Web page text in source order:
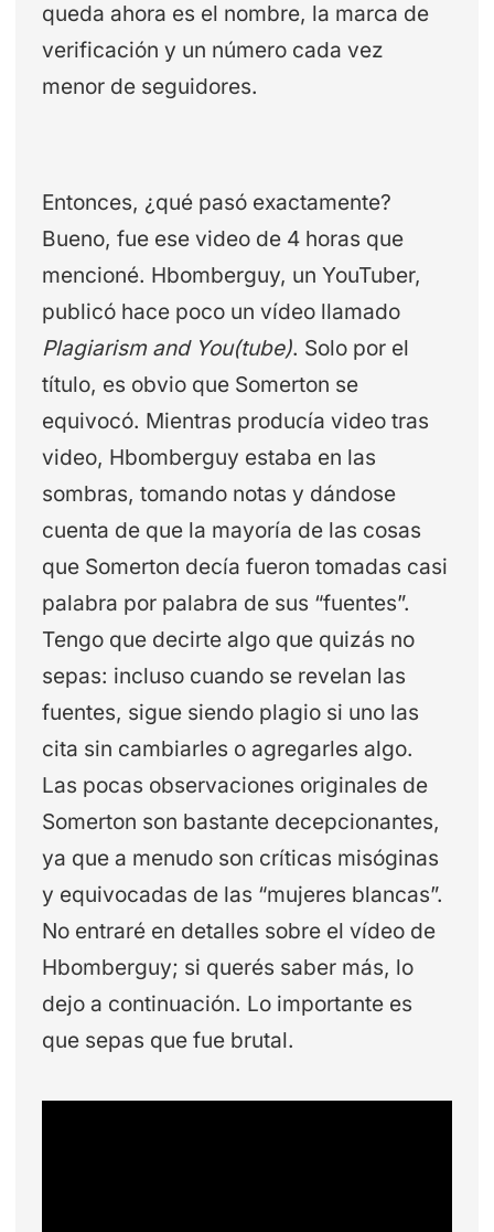
queda ahora es el nombre, la marca de
verificación y un número cada vez
menor de seguidores.
Entonces, ¿qué pasó exactamente?
Bueno, fue ese video de 4 horas que
mencioné. Hbomberguy, un YouTuber,
publicó hace poco un vídeo llamado
Plagiarism and You(tube). Solo por el
título, es obvio que Somerton se
equivocó. Mientras producía video tras
video, Hbomberguy estaba en las
sombras, tomando notas y dándose
cuenta de que la mayoría de las cosas
que Somerton decía fueron tomadas casi
palabra por palabra de sus “fuentes”.
Tengo que decirte algo que quizás no
sepas: incluso cuando se revelan las
fuentes, sigue siendo plagio si uno las
cita sin cambiarles o agregarles algo.
Las pocas observaciones originales de
Somerton son bastante decepcionantes,
ya que a menudo son críticas misóginas
y equivocadas de las “mujeres blancas”.
No entraré en detalles sobre el vídeo de
Hbomberguy; si querés saber más, lo
dejo a continuación. Lo importante es
que sepas que fue brutal.